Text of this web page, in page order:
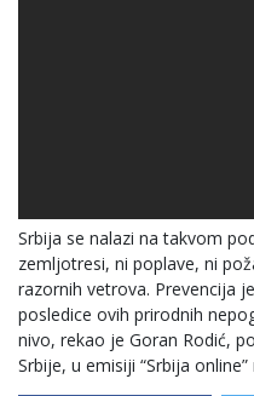
Srbija se nalazi na takvom
zemljotresi, ni poplave, ni
razornih vetrova. Prevencija
posledice ovih prirodnih
nivo, rekao je Goran Rodić,
Srbije, u emisiji “Srbija